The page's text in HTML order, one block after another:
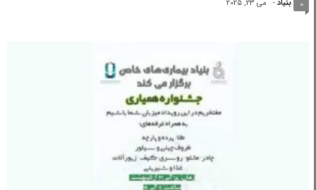
بنیاد - می 23, 2025 0